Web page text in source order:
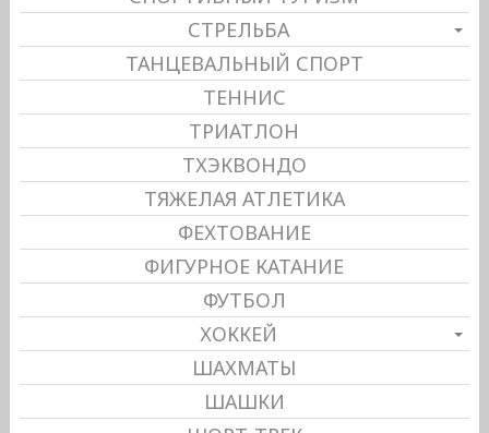
СТРЕЛЬБА
ТАНЦЕВАЛЬНЫЙ СПОРТ
ТЕННИС
ТРИАТЛОН
ТХЭКВОНДО
ТЯЖЕЛАЯ АТЛЕТИКА
ФЕХТОВАНИЕ
ФИГУРНОЕ КАТАНИЕ
ФУТБОЛ
ХОККЕЙ
ШАХМАТЫ
ШАШКИ